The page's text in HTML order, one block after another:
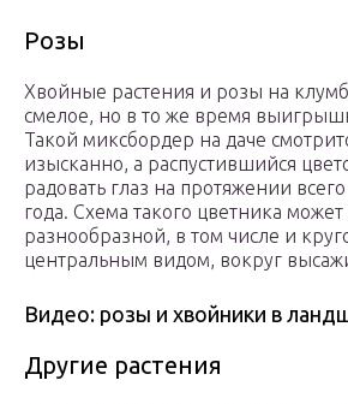
Розы
Хвойные растения и розы на
смелое, но в то же время
Такой миксбордер на даче
изысканно, а распустившийся
радовать глаз на протяжении
года. Схема такого цветника
разнообразной, в том числе и
центральным видом, вокруг
Видео: розы и хвойники в
Другие растения